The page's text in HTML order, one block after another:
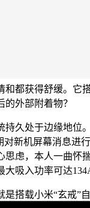
和都获得舒缓。它
外部附着物？
久处于边缘地位
对新机屏幕消息进
思虑，本人一曲怀
吸入功率可达
载小米“玄戒”自